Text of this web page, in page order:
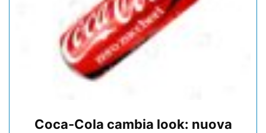
Coca-Cola cambia look: nuova